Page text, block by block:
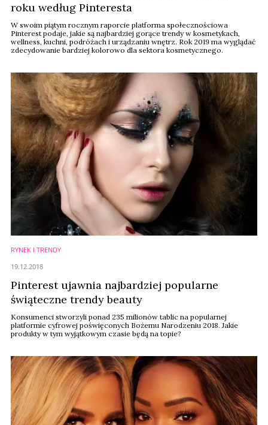
roku według Pinteresta
W swoim piątym rocznym raporcie platforma społecznościowa
Pinterest podaje, jakie są najbardziej gorące trendy w kosmetykach,
wellness, kuchni, podróżach i urządzaniu wnętrz. Rok 2019 ma wyglądać
zdecydowanie bardziej kolorowo dla sektora kosmetycznego.
RYNEK I TRENDY
Pinterest ujawnia najbardziej popularne
świąteczne trendy beauty
Konsumenci stworzyli ponad 235 milionów tablic na popularnej
platformie cyfrowej poświęconych Bożemu Narodzeniu 2018. Jakie
produkty w tym wyjątkowym czasie będą na topie?
19.12.2018